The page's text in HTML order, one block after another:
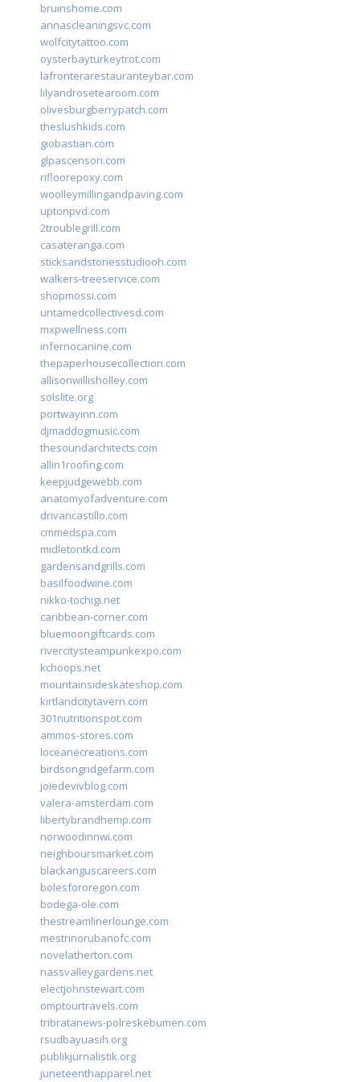
bruinshome.com
annascleaningsvc.com
wolfcitytattoo.com
oysterbayturkeytrot.com
lafronterarestauranteybar.com
lilyandrosetearoom.com
olivesburgberrypatch.com
theslushkids.com
giobastian.com
glpascensori.com
rifloorepoxy.com
woolleymillingandpaving.com
uptonpvd.com
2troublegrill.com
casateranga.com
sticksandstonesstudiooh.com
walkers-treeservice.com
shopmossi.com
untamedcollectivesd.com
mxpwellness.com
infernocanine.com
thepaperhousecollection.com
allisonwillisholley.com
solslite.org
portwayinn.com
djmaddogmusic.com
thesoundarchitects.com
allin1roofing.com
keepjudgewebb.com
anatomyofadventure.com
drivancastillo.com
cmmedspa.com
midletontkd.com
gardensandgrills.com
basilfoodwine.com
nikko-tochigi.net
caribbean-corner.com
bluemoongiftcards.com
rivercitysteampunkexpo.com
kchoops.net
mountainsideskateshop.com
kirtlandcitytavern.com
301nutritionspot.com
ammos-stores.com
loceanecreations.com
birdsongridgefarm.com
joiedevivblog.com
valera-amsterdam.com
libertybrandhemp.com
norwoodinnwi.com
neighboursmarket.com
blackanguscareers.com
bolesfororegon.com
bodega-ole.com
thestreamlinerlounge.com
mestrinorubanofc.com
novelatherton.com
nassvalleygardens.net
electjohnstewart.com
omptourtravels.com
tribratanews-polreskebumen.com
rsudbayuasih.org
publikjurnalistik.org
juneteenthapparel.net